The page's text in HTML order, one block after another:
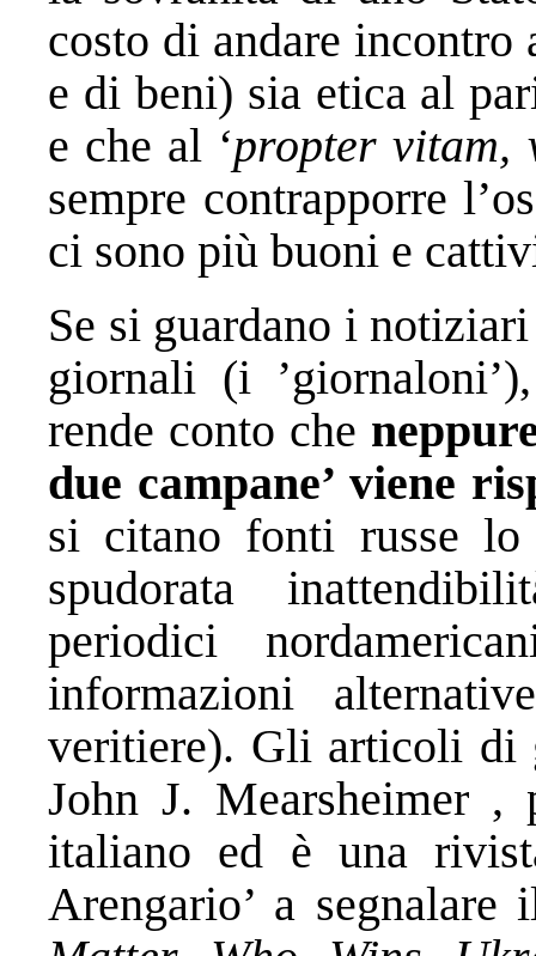
costo di andare
e di beni) sia etica al
e che al ‘propter vitam,
sempre contrapporre
ci sono più buoni e
Se si guardano i
giornali (i
rende conto che
due campane’ viene
si citano fonti russe
spudorata
periodici
informazioni
veritiere). Gli articoli di
John J. Mearsheimer ,
italiano ed è una
Arengario’ a